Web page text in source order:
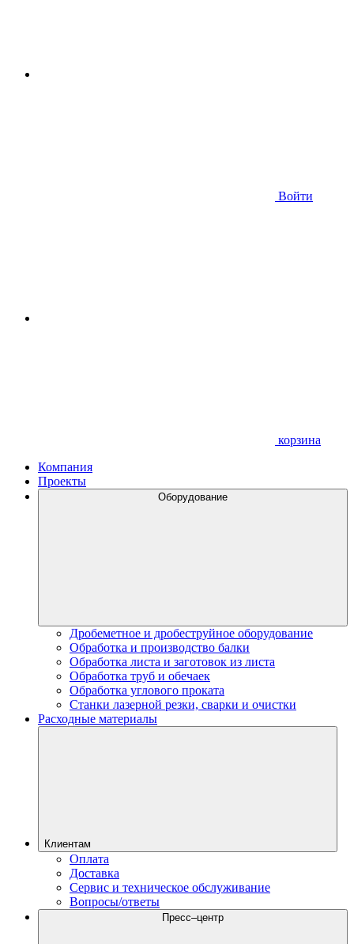
Войти
корзина
Компания
Проекты
Оборудование
Дробеметное и дробеструйное оборудование
Обработка и производство балки
Обработка листа и заготовок из листа
Обработка труб и обечаек
Обработка углового проката
Станки лазерной резки, сварки и очистки
Расходные материалы
Клиентам
Оплата
Доставка
Сервис и техническое обслуживание
Вопросы/ответы
Пресс–центр